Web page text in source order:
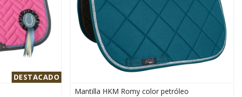
DESTACADO
Mantilla HKM Romy color petróleo